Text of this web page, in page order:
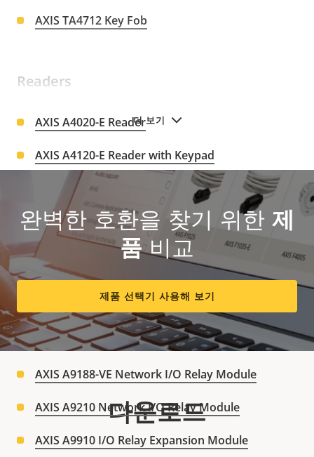
더 보기
AXIS TA4712 Key Fob
Readers
AXIS A4020-E Reader
AXIS A4120-E Reader with Keypad
AXIS Barcode Reader
External Secured RFID Card Reader 125kHz +
13.56MHz with NFC (USB)
네트워크 I/O 릴레이 모듈
AXIS A9188 Network I/O Relay Module
AXIS A9188-VE Network I/O Relay Module
AXIS A9210 Network I/O Relay Module
AXIS A9910 I/O Relay Expansion Module
완벽한 호환을 찾기 위한 제
품비교
제품 선택기 사용해 보기
다운로드